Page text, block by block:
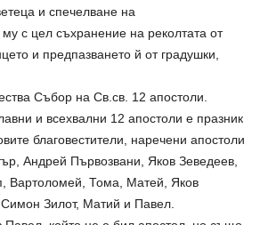
и спечелване на
с цел съхранение на реколтата от
и предпазването й от градушки,
Събор на Св.св. 12 апостоли.
и всехвални 12 апостоли е празник
благовестители, наречени апостоли
Андрей Първозвани, Яков Зеведеев,
Вартоломей, Тома, Матей, Яков
Зилот, Матий и Павел.